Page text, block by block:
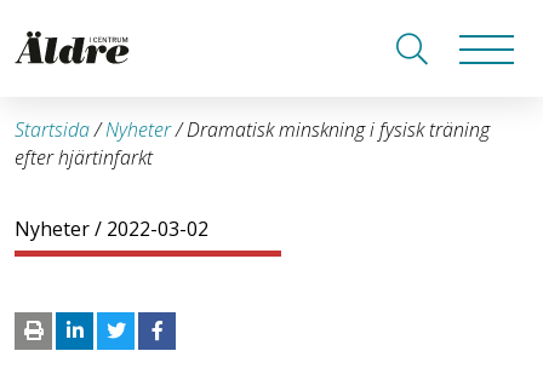
Startsida/Nyheter/Dramatisk minskning i fysisk träning
efter hjärtinfarkt
Nyheter/ 2022-03-02